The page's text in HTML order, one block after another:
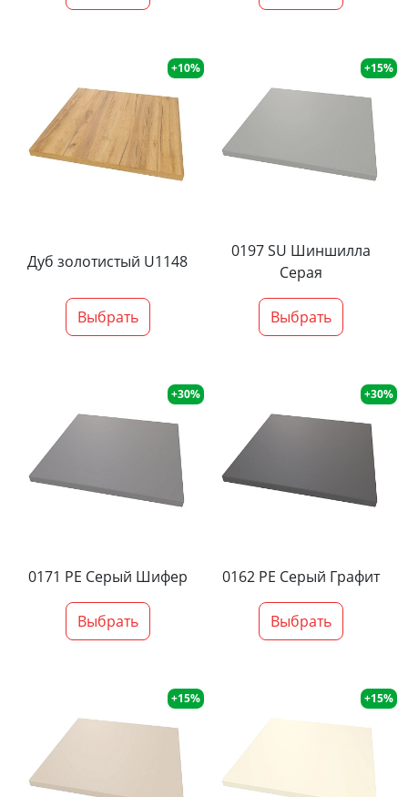
+10%
Дуб золотистый U1148
Выбрать
+15%
0197 SU Шиншилла
Серая
Выбрать
+30%
0171 PE Серый Шифер
Выбрать
+30%
0162 PE Серый Графит
Выбрать
+15% +15%